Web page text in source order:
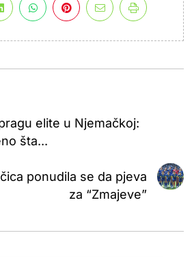
elite u Njemačkoj:
šta...
ponudila se da pjeva
za “Zmajeve”